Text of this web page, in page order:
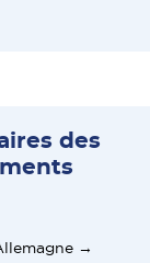
des
→